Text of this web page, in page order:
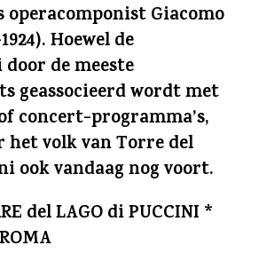
Giacomo
Hoewel de
de meeste
geassocieerd wordt met
concert-programma’s,
volk van Torre del
ook vandaag nog voort.
del LAGO di PUCCINI *